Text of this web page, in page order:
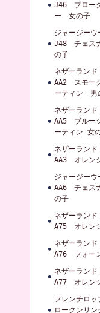
J46 ブロー
ー 女の子
ジャージーウ
J48 チェス
の子
ネザーランド
AA2 スモー
ーティン 男
ネザーランド
AA5 ブルー
ーティン 女
ネザーランド
AA3 オレン
ジャージーウ
AA6 チェス
の子
ネザーランド
A75 オレン
ネザーラン
A76 フォー
ネザーラン
A77 オレン
フレンチロ
ロークンリ